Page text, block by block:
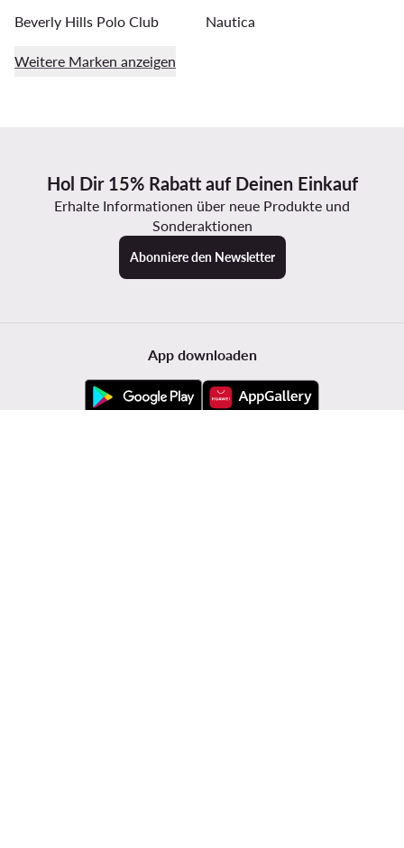
Beverly Hills Polo Club Nautica
Weitere Marken anzeigen
Hol Dir 15% Rabatt auf Deinen Einkauf
Erhalte Informationen über neue Produkte und
Sonderaktionen
Abonniere den Newsletter
App downloaden